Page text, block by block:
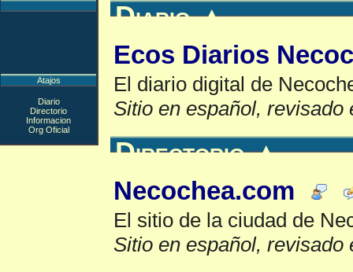
Diario▲
Ecos Diarios
El diario digital de
Sitio en español, revisado
Directorio▲
Necochea.com
El sitio de la ciudad de
Sitio en español, revisado
Atajos
Diario
Directorio
Informacion
Org Oficial